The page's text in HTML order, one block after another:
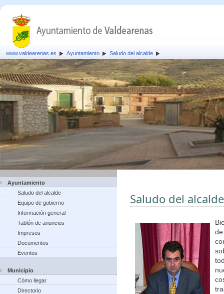
www.valdearenas.es Ayuntamiento Saludo del alcalde
Ayuntamiento
Saludo del alcalde
Equipo de gobierno
Información general
Tablón de anuncios
Impresos
Documentos
Eventos
Municipio
Cómo llegar
Directorio
Saludo del alcalde